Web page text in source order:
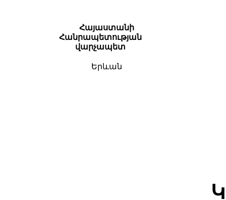
Հայաստանի
Հանրապետության
վարչապետ
Երևան